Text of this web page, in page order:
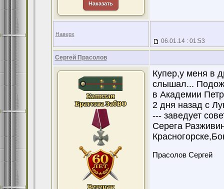
Наказать
Наверх
06.01.14 : 01:53
Сергей Прасолов
Купер,у меня в
слышал...
в Академии
2 дня назад с
--- заведует
Серега
Прасолов Сергей